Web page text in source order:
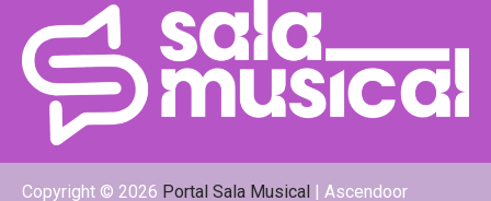
Copyright © 2026 Portal Sala Musical | Ascendoor